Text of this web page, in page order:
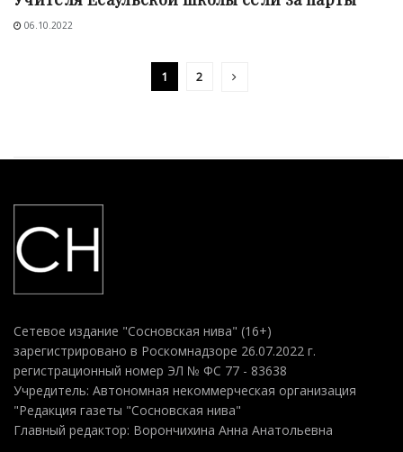
06.10.2022
1 2
Сетевое издание "Сосновская нива" (16+)
зарегистрировано в Роскомнадзоре 26.07.2022 г.
регистрационный номер ЭЛ № ФС 77 - 83638
Учредитель: Автономная некоммерческая организация
"Редакция газеты "Сосновская нива"
Главный редактор: Ворончихина Анна Анатольевна